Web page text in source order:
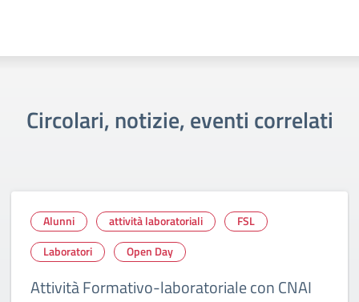
Circolari, notizie, eventi correlati
Alunni attività laboratoriali
FSL
Laboratori
Open Day
Attività Formativo-laboratoriale con CNAI